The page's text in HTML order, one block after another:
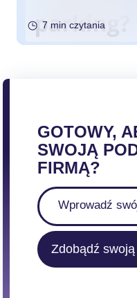
7 min czytania
GOTOWY,
SWOJĄ
FIRMĄ?
Zdobądź